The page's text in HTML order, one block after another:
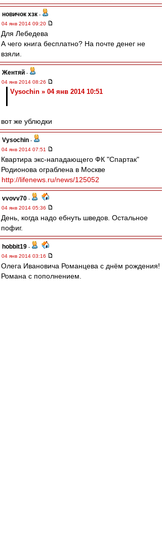
новичок хзк -
04 янв 2014 09:20
Для Лебедева
А чего книга бесплатно? На почте денег не
взяли.
Жентяй -
04 янв 2014 08:26
Vysochin » 04 янв 2014 10:51
вот же ублюдки
Vysochin -
04 янв 2014 07:51
Квартира экс-нападающего ФК "Спартак"
Родионова ограблена в Москве
http://lifenews.ru/news/125052
vvovv70 -
04 янв 2014 05:36
День, когда надо ебнуть шведов. Остальное
пофиг.
hobbit19 -
04 янв 2014 03:16
Олега Ивановича Романцева с днём рождения!
Романа с пополнением.